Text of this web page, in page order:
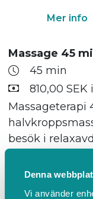
Denna
Vi använder
Mer info
Massage 45
45 min
810,00
Massageterapi
besök i
rabatt på
rumsnummer